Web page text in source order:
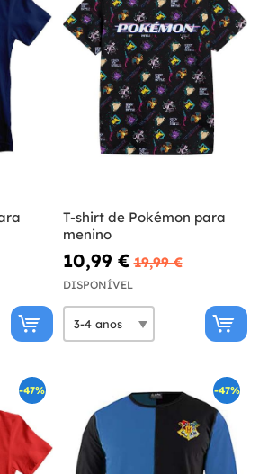
T-shirt de Pokémon para
menino
10,99 € 19,99 €
DISPONÍVEL
-47% -47%